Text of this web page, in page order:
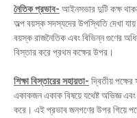
নৈতিক প্রভাব- আইনসভার দুটি কক্ষ
অল্প বয়স্ক সদস্যদের উপস্থিতি দেখা
বয়স্ক রাজনৈতিক এবং বিভিন্ন গুণের
বিস্তার করে প্রথম কক্ষের উপর।
শিক্ষা বিস্তারের সহায়তা- দ্বিতীয়
একাকজন একাক বিষয়ে যথেষ্ট অভিজ্ঞ
করে। এই প্রভাব জনগণের উপর গিয়ে